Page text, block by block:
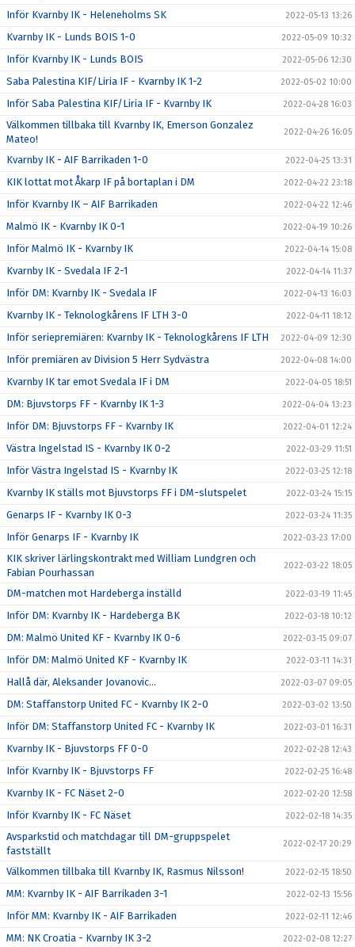
Inför Kvarnby IK - Heleneholms SK 2022-05-13 13:26
Kvarnby IK - Lunds BOIS 1-0 2022-05-09 10:32
Inför Kvarnby IK - Lunds BOIS 2022-05-06 12:30
Saba Palestina KIF/Liria IF - Kvarnby IK 1-2 2022-05-02 10:00
Inför Saba Palestina KIF/Liria IF - Kvarnby IK 2022-04-28 16:03
Välkommen tillbaka till Kvarnby IK, Emerson Gonzalez
Mateo!
2022-04-26 16:05
Kvarnby IK - AIF Barrikaden 1-0 2022-04-25 13:31
KIK lottat mot Åkarp IF på bortaplan i DM 2022-04-22 23:18
Inför Kvarnby IK – AIF Barrikaden 2022-04-22 12:46
Malmö IK - Kvarnby IK 0-1 2022-04-19 10:26
Inför Malmö IK - Kvarnby IK 2022-04-14 15:08
Kvarnby IK - Svedala IF 2-1 2022-04-14 11:37
Inför DM: Kvarnby IK - Svedala IF 2022-04-13 16:03
Kvarnby IK - Teknologkårens IF LTH 3-0 2022-04-11 18:12
Inför seriepremiären: Kvarnby IK - Teknologkårens IF LTH 2022-04-09 12:30
Inför premiären av Division 5 Herr Sydvästra 2022-04-08 14:00
Kvarnby IK tar emot Svedala IF i DM 2022-04-05 18:51
DM: Bjuvstorps FF - Kvarnby IK 1-3 2022-04-04 13:23
Inför DM: Bjuvstorps FF - Kvarnby IK 2022-04-01 12:24
Västra Ingelstad IS - Kvarnby IK 0-2 2022-03-29 11:51
Inför Västra Ingelstad IS - Kvarnby IK 2022-03-25 12:18
Kvarnby IK ställs mot Bjuvstorps FF i DM-slutspelet 2022-03-24 15:15
Genarps IF - Kvarnby IK 0-3 2022-03-24 11:35
Inför Genarps IF - Kvarnby IK 2022-03-23 17:00
KIK skriver lärlingskontrakt med William Lundgren och
Fabian Pourhassan
2022-03-22 18:05
DM-matchen mot Hardeberga inställd 2022-03-19 11:45
Inför DM: Kvarnby IK - Hardeberga BK 2022-03-18 10:12
DM: Malmö United KF - Kvarnby IK 0-6 2022-03-15 09:07
Inför DM: Malmö United KF - Kvarnby IK 2022-03-11 14:31
Hallå där, Aleksander Jovanovic... 2022-03-07 09:05
DM: Staffanstorp United FC - Kvarnby IK 2-0 2022-03-02 13:50
Inför DM: Staffanstorp United FC - Kvarnby IK 2022-03-01 16:31
Kvarnby IK - Bjuvstorps FF 0-0 2022-02-28 12:43
Inför Kvarnby IK - Bjuvstorps FF 2022-02-25 16:48
Kvarnby IK - FC Näset 2-0 2022-02-20 12:58
Inför Kvarnby IK - FC Näset 2022-02-18 14:35
Avsparkstid och matchdagar till DM-gruppspelet
fastställt
2022-02-17 20:29
Välkommen tillbaka till Kvarnby IK, Rasmus Nilsson! 2022-02-15 18:50
MM: Kvarnby IK - AIF Barrikaden 3-1 2022-02-13 15:56
Inför MM: Kvarnby IK - AIF Barrikaden 2022-02-11 12:46
MM: NK Croatia - Kvarnby IK 3-2 2022-02-08 12:27